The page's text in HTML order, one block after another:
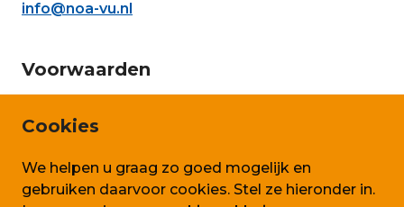
info@noa-vu.nl
Voorwaarden
Algemene voorwaarden SLA
Cookies
We helpen u graag zo goed mogelijk en
gebruiken daarvoor cookies. Stel ze hieronder in.